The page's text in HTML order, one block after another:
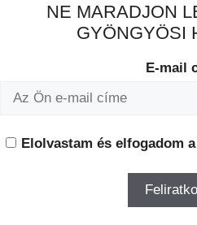
NE MARADJON
GYÖNGYÖSI
E-mail
Elolvastam és elfogadom a